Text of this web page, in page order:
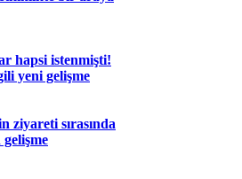
hapsi istenmişti!
yeni gelişme
ziyareti sırasında